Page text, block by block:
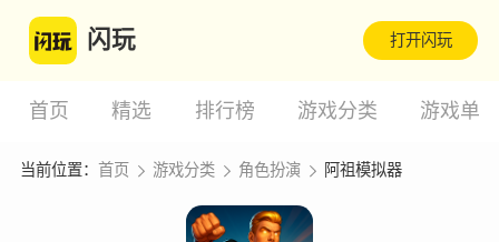
闪玩 打开闪玩
首页 精选 排行榜 游戏分类 游戏单
当前位置： 首页 游戏分类 角色扮演 阿祖模拟器